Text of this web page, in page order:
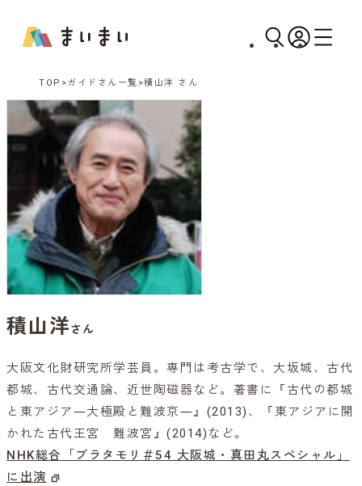
TOP ガイドさん一覧 積山洋 さん
積山洋さん
大阪文化財研究所学芸員。専門は考古学で、大坂城、古代
都城、古代交通論、近世陶磁器など。著書に『古代の都城
と東アジア―大極殿と難波京―』(2013)、『東アジアに開
かれた古代王宮 難波宮』(2014)など。
NHK総合「ブラタモリ＃54 大阪城・真田丸スペシャル」
に出演